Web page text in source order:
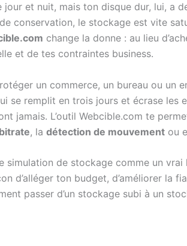
et nuit, mais ton disque dur, lui, a
conservation, le stockage est vite
change la donne : au lieu
et de tes contraintes business.
un commerce, un bureau ou un
se remplit en trois jours et écrase les
jamais. L’outil Webcible.com te
bitrate, la détection de mouvement ou
de stockage comme un
d’alléger ton budget, d’améliorer
passer d’un stockage subi à un